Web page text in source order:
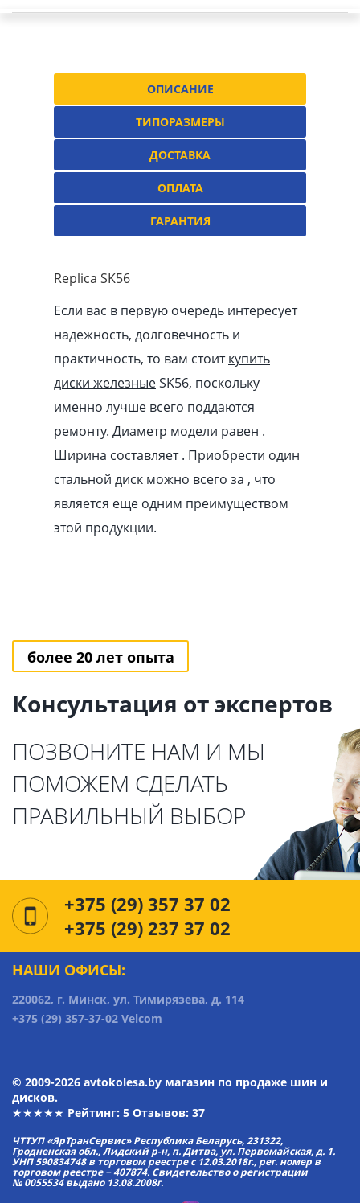
ОПИСАНИЕ
ТИПОРАЗМЕРЫ
ДОСТАВКА
ОПЛАТА
ГАРАНТИЯ
Replica SK56
Если вас в первую очередь интересует
надежность, долговечность и
практичность, то вам стоиткупить
диски железныеSK56, поскольку
именно лучше всего поддаются
ремонту. Диаметр модели равен .
Ширина составляет . Приобрести один
стальной диск можно всего за , что
является еще одним преимуществом
этой продукции.
более 20 лет опыта
Консультация от экспертов
ПОЗВОНИТЕ НАМ И МЫ
ПОМОЖЕМ СДЕЛАТЬ
ПРАВИЛЬНЫЙ ВЫБОР
+375 (29) 357 37 02
+375 (29) 237 37 02
НАШИ ОФИСЫ:
220062, г. Минск, ул. Тимирязева, д. 114
+375 (29) 357-37-02 Velcom
© 2009-2026 avtokolesa.by магазин по продаже шин и
дисков.
★★★★★ Рейтинг: 5 Отзывов: 37
ЧТТУП «ЯрТранСервис» Республика Беларусь, 231322,
Гродненская обл., Лидский р-н, п. Дитва, ул. Первомайская, д. 1.
УНП 590834748 в торговом реестре с 12.03.2018г., рег. номер в
торговом реестре − 407874. Свидетельство о регистрации
№ 0055534 выдано 13.08.2008г.